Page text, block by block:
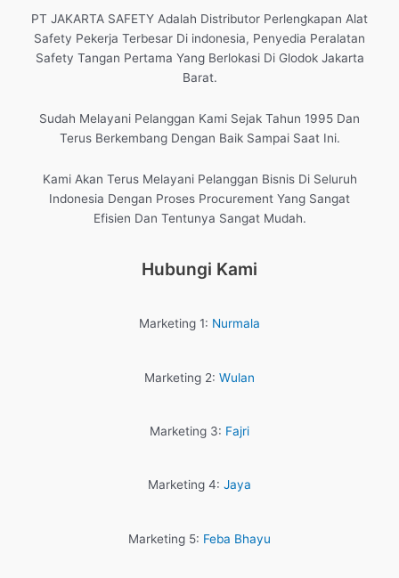
PT JAKARTA SAFETY Adalah Distributor Perlengkapan Alat
Safety Pekerja Terbesar Di indonesia, Penyedia Peralatan
Safety Tangan Pertama Yang Berlokasi Di Glodok Jakarta
Barat.
Sudah Melayani Pelanggan Kami Sejak Tahun 1995 Dan
Terus Berkembang Dengan Baik Sampai Saat Ini.
Kami Akan Terus Melayani Pelanggan Bisnis Di Seluruh
Indonesia Dengan Proses Procurement Yang Sangat
Efisien Dan Tentunya Sangat Mudah.
Hubungi Kami
Marketing 1: Nurmala
Marketing 2: Wulan
Marketing 3: Fajri
Marketing 4: Jaya
Marketing 5: Feba Bhayu